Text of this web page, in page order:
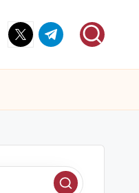
Elemento
del
Elemento
del